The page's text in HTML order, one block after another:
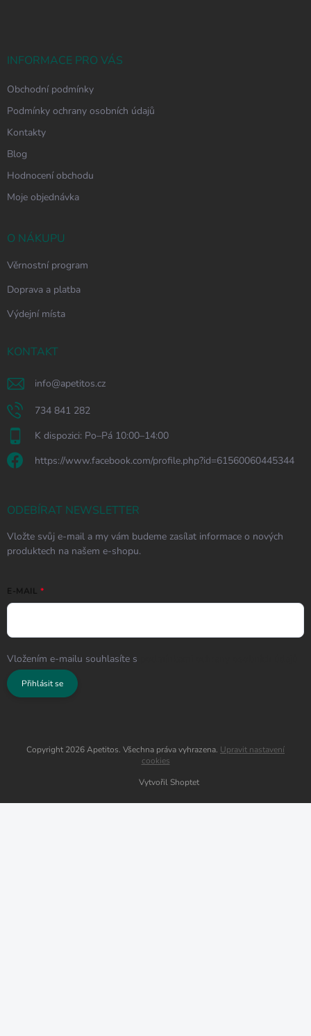
INFORMACE PRO VÁS
Obchodní podmínky
Podmínky ochrany osobních údajů
Kontakty
Blog
Hodnocení obchodu
Moje objednávka
O NÁKUPU
Věrnostní program
Doprava a platba
Výdejní místa
KONTAKT
info@apetitos.cz
734 841 282
K dispozici: Po–Pá 10:00–14:00
https://www.facebook.com/profile.php?id=61560060445344
ODEBÍRAT NEWSLETTER
Vložte svůj e-mail a my vám budeme zasílat informace o nových
produktech na našem e-shopu.
E-MAIL
Vložením e-mailu souhlasíte s
Přihlásit se
Vytvořil Shoptet
Copyright 2026Apetitos. Všechna práva vyhrazena. Upravit nastavení
cookies